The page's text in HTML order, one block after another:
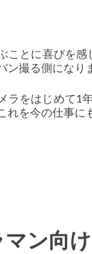
ことに喜びを
ン撮る側になり
ラをはじめて1
れを今の仕事に
マン向